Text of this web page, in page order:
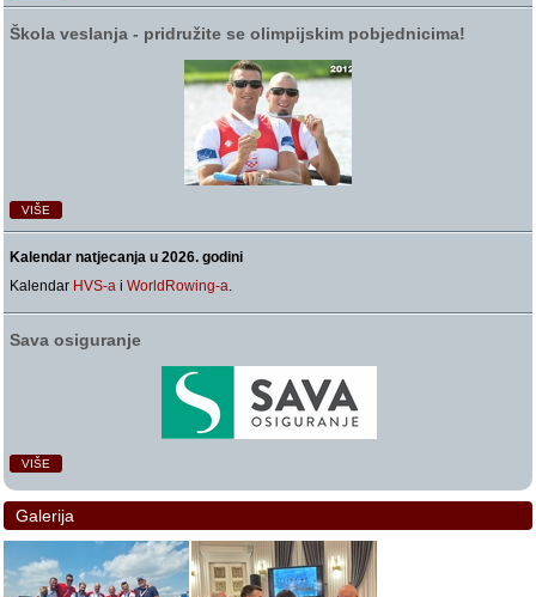
Škola veslanja ‑ pridružite se olimpijskim pobjednicima!
VIŠE
Kalendar natjecanja u 2026. godini
Kalendar HVS-a iWorldRowing-a.
Sava osiguranje
VIŠE
Galerija